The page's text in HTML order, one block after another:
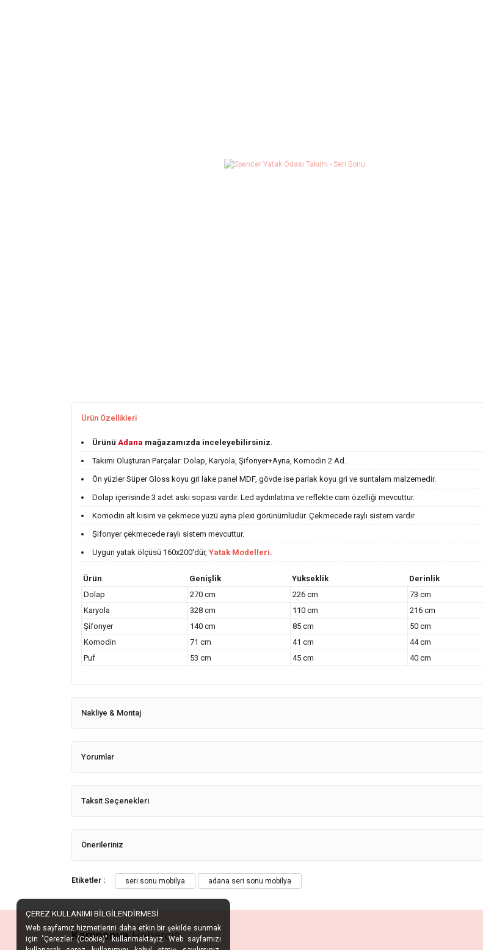
Ürün Özellikleri
Ürünü Adana mağazamızda inceleyebilirsiniz.
Takımı Oluşturan Parçalar: Dolap, Karyola, Şifonyer+Ayna, Komodin 2 Ad.
Ön yüzler Süper Gloss koyu gri lake panel MDF, gövde ise parlak koyu gri ve suntalam malzemedir.
Dolap içerisinde 3 adet askı sopası vardır. Led aydınlatma ve reflekte cam özelliği mevcuttur.
Komodin alt kısım ve çekmece yüzü ayna plexi görünümlüdür. Çekmecede raylı sistem vardır.
Şifonyer çekmecede raylı sistem mevcuttur.
Uygun yatak ölçüsü 160x200'dür, Yatak Modelleri.
Ürün Genişlik Yükseklik
Derinlik
Dolap
270 cm 226 cm
73 cm
Karyola
328 cm 110 cm
216 cm
Şifonyer
140 cm 85 cm
50 cm
Komodin
71 cm 41 cm
44 cm
Puf
53 cm 45 cm 40 cm
Nakliye & Montaj
Yorumlar
Taksit Seçenekleri
Önerileriniz
Etiketler : seri sonu mobilya adana seri sonu mobilya
KampanyaHabercisi
ÇEREZ KULLANIMI BİLGİLENDİRMESİ
Web sayfamız hizmetlerini daha etkin bir şekilde sunmak
için "Çerezler (Cookie)" kullanmaktayız. Web sayfamızı